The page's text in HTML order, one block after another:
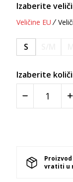
Izaberite
Veličine EU
S
Izaberite
vratiti u